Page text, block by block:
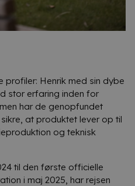
Henrik med sin dybe
stor erfaring inden for
har de genopfundet
at produktet lever op til
og teknisk
til den første officielle
i maj 2025, har rejsen